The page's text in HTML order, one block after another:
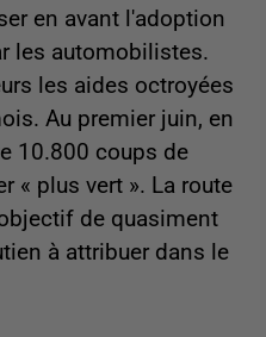
en avant l'adoption
les automobilistes.
les aides octroyées
Au premier juin, en
10.800 coups de
« plus vert ». La route
de quasiment
à attribuer dans le